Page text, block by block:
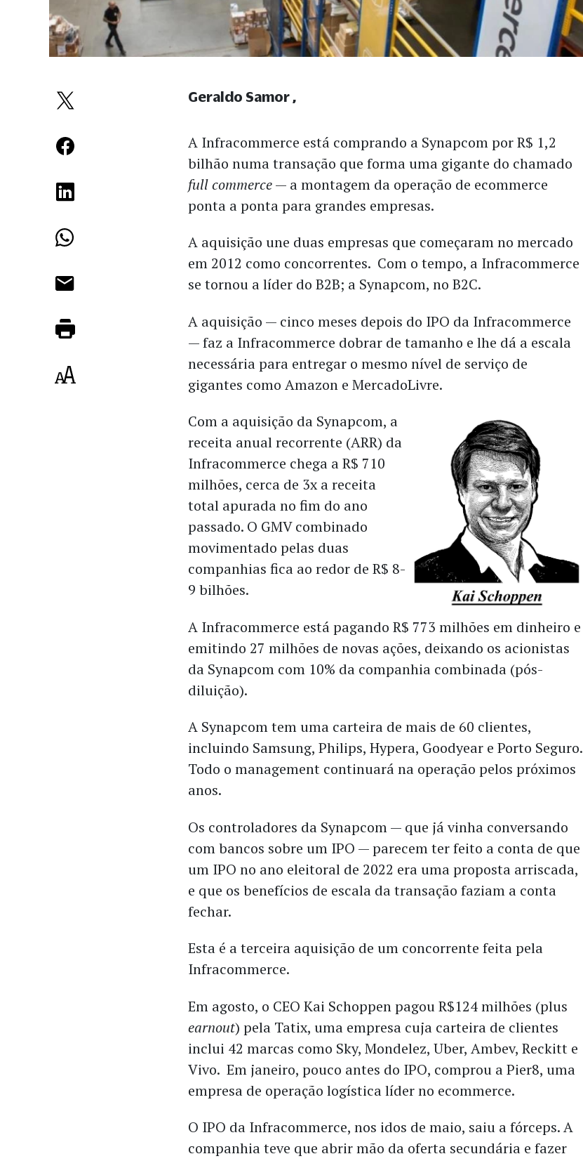
A Infracommerce está comprando a Synapcom por R$ 1,2
bilhão numa transação que forma uma gigante do chamado
full commerce— a montagem da operação de ecommerce
ponta a ponta para grandes empresas.
A aquisição une duas empresas que começaram no mercado
em 2012 como concorrentes. Com o tempo, a Infracommerce
se tornou a líder do B2B; a Synapcom, no B2C.
A aquisição — cinco meses depois do IPO da Infracommerce
— faz a Infracommerce dobrar de tamanho e lhe dá a escala
necessária para entregar o mesmo nível de serviço de
gigantes como Amazon e MercadoLivre.
Com a aquisição da Synapcom, a
receita anual recorrente (ARR) da
Infracommerce chega a R$ 710
milhões, cerca de 3x a receita
total apurada no fim do ano
passado. O GMV combinado
movimentado pelas duas
companhias fica ao redor de R$ 8-
9 bilhões.
A Infracommerce está pagando R$ 773 milhões em dinheiro e
emitindo 27 milhões de novas ações, deixando os acionistas
da Synapcom com 10% da companhia combinada (pós-
diluição).
A Synapcom tem uma carteira de mais de 60 clientes,
incluindo Samsung, Philips, Hypera, Goodyear e Porto Seguro.
Todo o management continuará na operação pelos próximos
anos.
Os controladores da Synapcom — que já vinha conversando
com bancos sobre um IPO — parecem ter feito a conta de que
um IPO no ano eleitoral de 2022 era uma proposta arriscada,
e que os benefícios de escala da transação faziam a conta
fechar.
Esta é a terceira aquisição de um concorrente feita pela
Infracommerce.
Em agosto, o CEO Kai Schoppen pagou R$124 milhões (plus
earnout) pela Tatix, uma empresa cuja carteira de clientes
inclui 42 marcas como Sky, Mondelez, Uber, Ambev, Reckitt e
Vivo. Em janeiro, pouco antes do IPO, comprou a Pier8, uma
empresa de operação logística líder no ecommerce.
O IPO da Infracommerce, nos idos de maio, saiu a fórceps. A
companhia teve que abrir mão da oferta secundária e fazer
Geraldo Samor